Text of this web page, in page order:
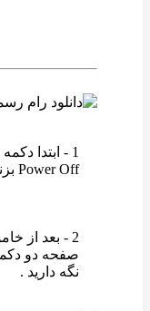
1 - ابتدا
Power Off بزنید تا دستگاه خاموش شود .
2 - بعد از
صفحه دو
نگه دارید .